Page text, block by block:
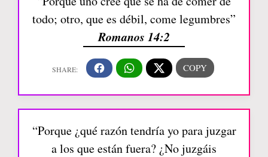
todo; otro, que es débil, come legumbres”
Romanos 14:2
“Porque ¿qué razón tendría yo para juzgar
a los que están fuera? ¿No juzgáis